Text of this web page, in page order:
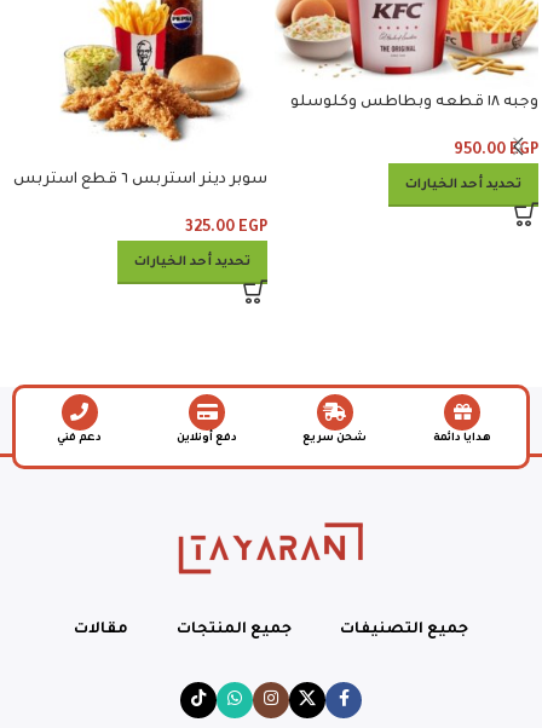
وجبه ١٨ قطعه وبطاطس وكلوسلو
950.00 EGP
تحديد أحد الخيارات
سوبر دينر استربس ٦ قطع استربس
325.00 EGP
تحديد أحد الخيارات
هدايا دائمة شحن سريع دفع أونلاين دعم فني
جميع التصنيفات جميع المنتجات مقالات